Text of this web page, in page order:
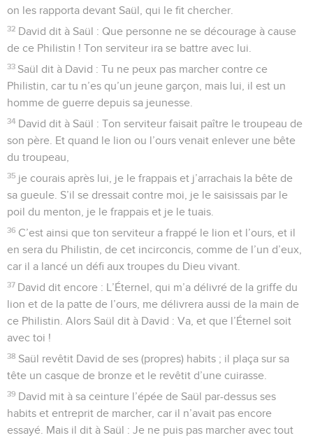
on les rapporta devant Saül, qui le fit chercher.
32 David dit à Saül : Que personne ne se décourage à cause
de ce Philistin ! Ton serviteur ira se battre avec lui.
33 Saül dit à David : Tu ne peux pas marcher contre ce
Philistin, car tu n’es qu’un jeune garçon, mais lui, il est un
homme de guerre depuis sa jeunesse.
34 David dit à Saül : Ton serviteur faisait paître le troupeau de
son père. Et quand le lion ou l’ours venait enlever une bête
du troupeau,
35 je courais après lui, je le frappais et j’arrachais la bête de
sa gueule. S’il se dressait contre moi, je le saisissais par le
poil du menton, je le frappais et je le tuais.
36 C’est ainsi que ton serviteur a frappé le lion et l’ours, et il
en sera du Philistin, de cet incirconcis, comme de l’un d’eux,
car il a lancé un défi aux troupes du Dieu vivant.
37 David dit encore : L’Éternel, qui m’a délivré de la griffe du
lion et de la patte de l’ours, me délivrera aussi de la main de
ce Philistin. Alors Saül dit à David : Va, et que l’Éternel soit
avec toi !
38 Saül revêtit David de ses (propres) habits ; il plaça sur sa
tête un casque de bronze et le revêtit d’une cuirasse.
39 David mit à sa ceinture l’épée de Saül par-dessus ses
habits et entreprit de marcher, car il n’avait pas encore
essayé. Mais il dit à Saül : Je ne puis pas marcher avec tout